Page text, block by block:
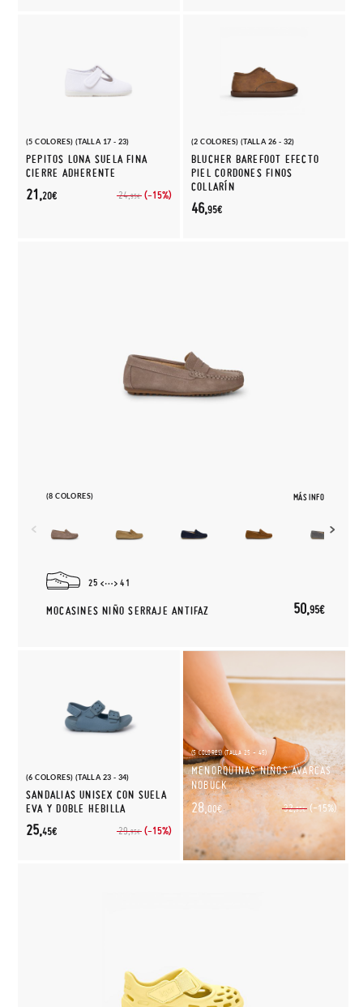
(5 COLORES) (TALLA 17 - 23)
PEPITOS LONA SUELA FINA
CIERRE ADHERENTE
24,95€ (-15%)
21,20€
(2 COLORES) (TALLA 26 - 32)
BLUCHER BAREFOOT EFECTO
PIEL CORDONES FINOS
COLLARÍN
46,95€
(8 COLORES) MÁS INFO
25 41
MOCASINES NIÑO SERRAJE ANTIFAZ 50,95€
(6 COLORES) (TALLA 23 - 34)
SANDALIAS UNISEX CON SUELA
EVA Y DOBLE HEBILLA
29,95€ (-15%)
25,45€
(5 COLORES) (TALLA 25 - 45)
MENORQUINAS NIÑOS AVARCAS
NOBUCK
32,95€ (-15%)
28,00€